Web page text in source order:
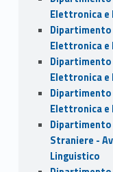
Elettronica e
Elettronica e
Elettronica e
Elettronica e
Straniere -
Linguistico